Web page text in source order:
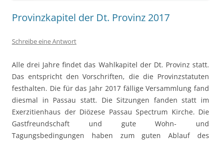
Provinzkapitel der Dt. Provinz 2017
Schreibe eine Antwort
Alle drei Jahre findet das Wahlkapitel der Dt. Provinz statt.
Das entspricht den Vorschriften, die die Provinzstatuten
festhalten. Die für das Jahr 2017 fällige Versammlung fand
diesmal in Passau statt. Die Sitzungen fanden statt im
Exerzitienhaus der Diözese Passau Spectrum Kirche. Die
Gastfreundschaft und gute Wohn- und
Tagungsbedingungen haben zum guten Ablauf des